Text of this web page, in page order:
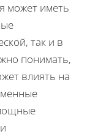
может иметь
так и в
понимать,
влиять на